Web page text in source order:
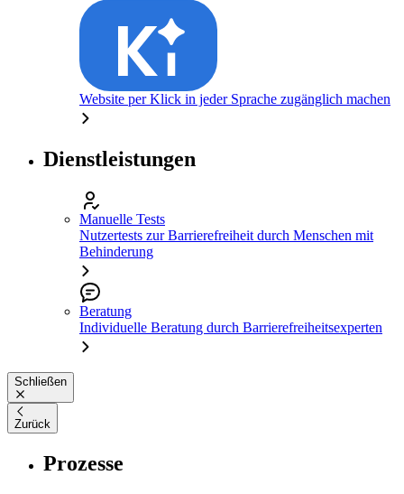
Website per Klick in jeder Sprache zugänglich machen
Dienstleistungen
Manuelle Tests
Nutzertests zur Barrierefreiheit durch Menschen mit
Behinderung
Beratung
Individuelle Beratung durch Barrierefreiheitsexperten
Schließen
Zurück
Prozesse